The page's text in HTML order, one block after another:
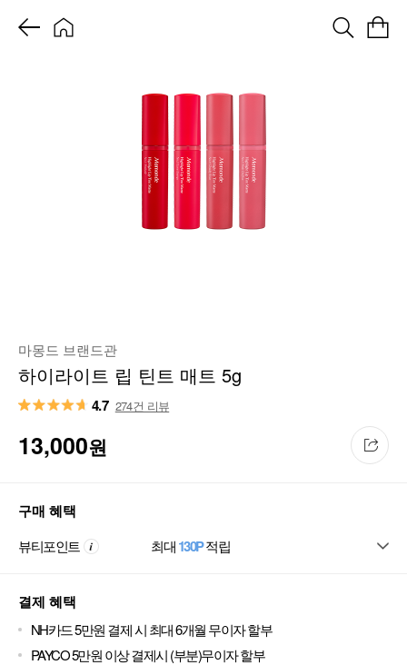
마몽드 브랜드관
하이라이트 립 틴트 매트 5g
4.7 274건 리뷰
13,000원
구매 혜택
뷰티포인트 최대130P적립
결제 혜택
NH카드 5만원 결제 시 최대 6개월 무이자 할부
PAYCO 5만원 이상 결제시 (부분)무이자 할부